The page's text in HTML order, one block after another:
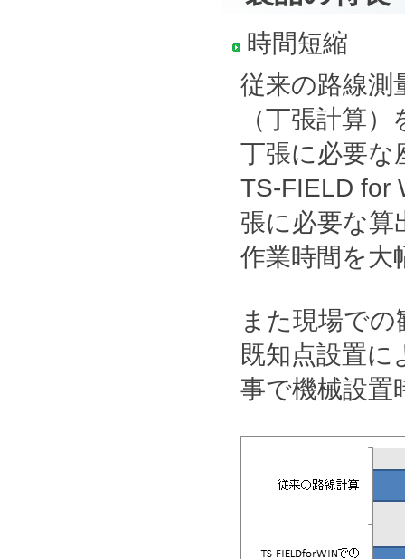
時間短縮
従来の路線測
（丁張計算
丁張に必要な
TS-FIELD for
張に必要な算
作業時間を大
また現場で
既知点設置
事で機械設置